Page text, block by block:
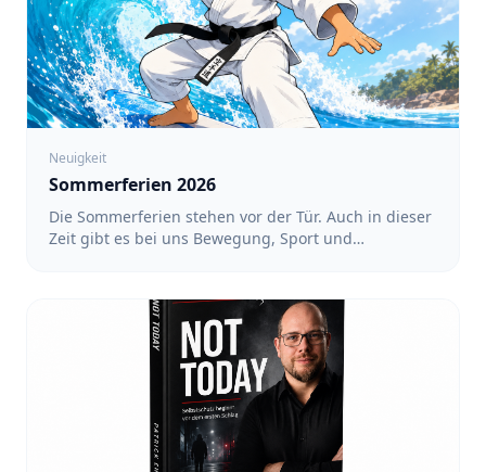
Neuigkeit
Sommerferien 2026
Die Sommerferien stehen vor der Tür. Auch in dieser
Zeit gibt es bei uns Bewegung, Sport und
wir ein Ferienprogramm mit verschiedenen
Angeboten vorbereitet. Alle Termine und
Anmeldungen findet ihr unter: https://team-
sakura.de/fsz/events Karate in Köln-Nippes mit Luin
- Für Kinder von 3 bis 6 Jahren sowie von 6 bis 12
12.08., 17.08., 19.08., 24.08., 26.08. und 31.08.